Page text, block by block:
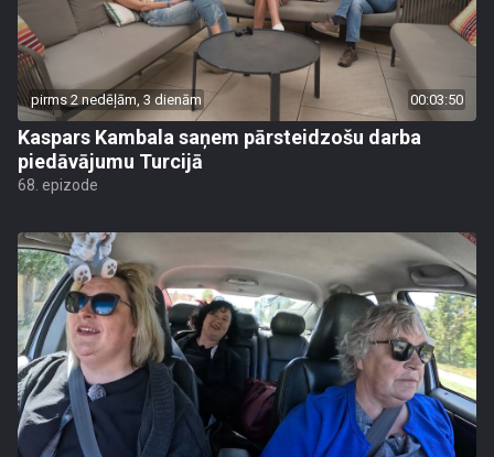
pirms 2 nedēļām, 3 dienām 00:03:50
Kaspars Kambala saņem pārsteidzošu darba
piedāvājumu Turcijā
68. epizode